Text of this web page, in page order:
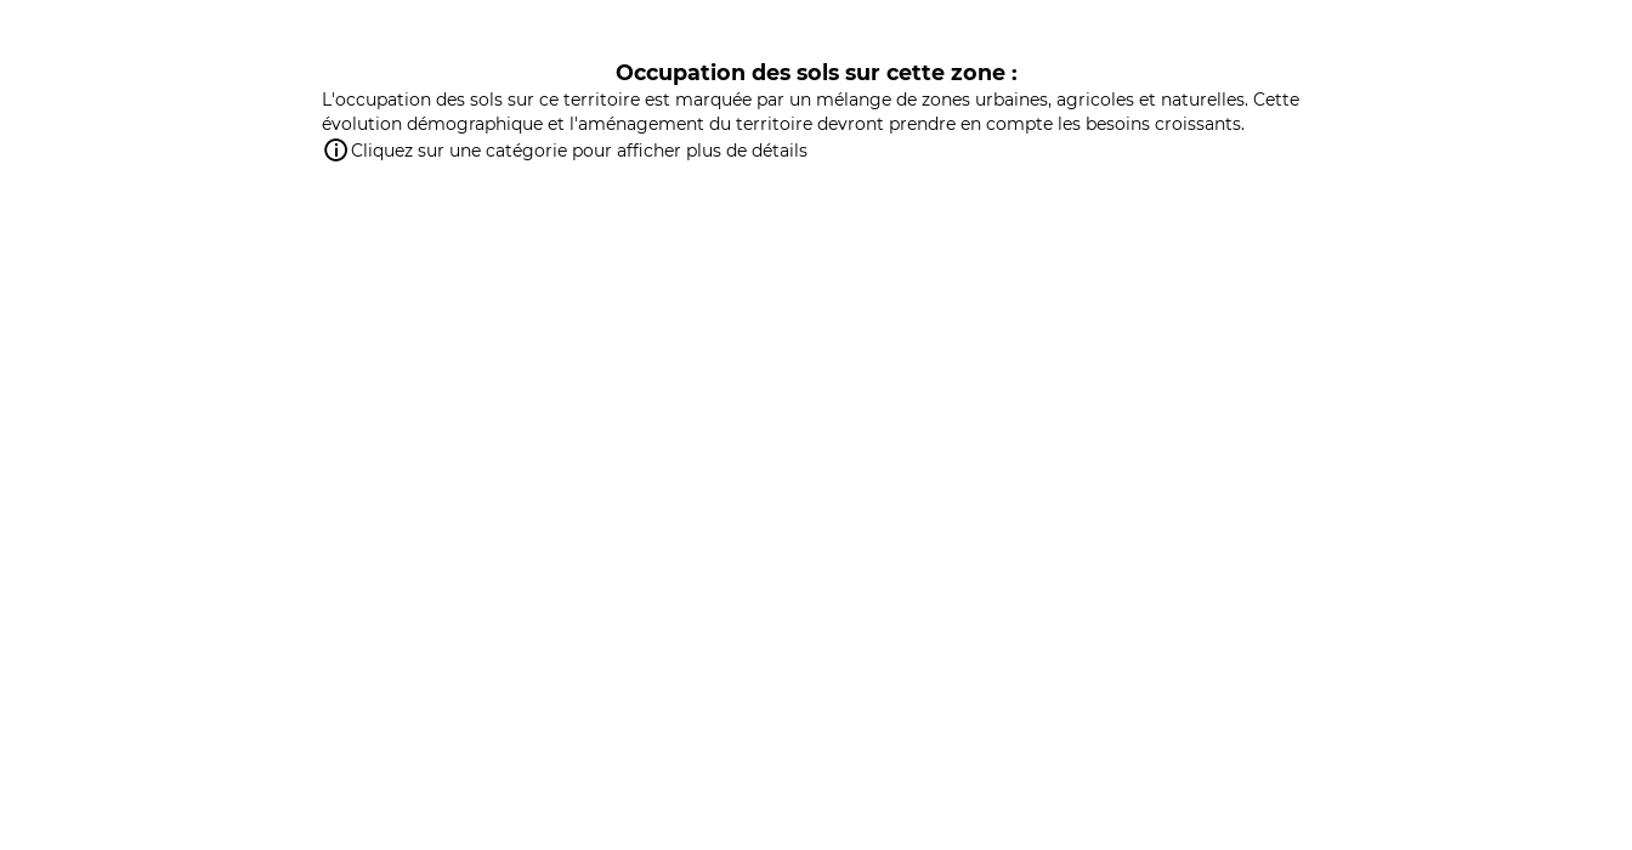
Occupation des sols sur cette zone :
L'occupation des sols sur ce territoire est marquée par un mélange de zones urbaines, agricoles et naturelles. Cette
évolution démographique et l'aménagement du territoire devront prendre en compte les besoins croissants.
Cliquez sur une catégorie pour afficher plus de détails